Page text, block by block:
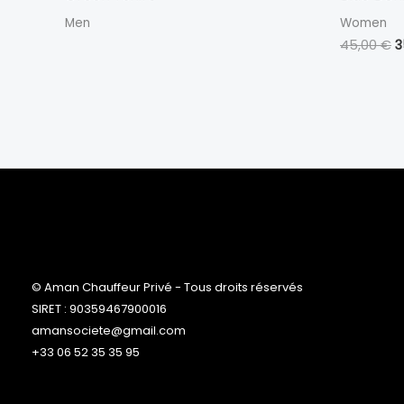
Men Women
45,00€
© Aman Chauffeur Privé - Tous droits réservés
SIRET : 90359467900016
amansociete@gmail.com
+33 06 52 35 35 95